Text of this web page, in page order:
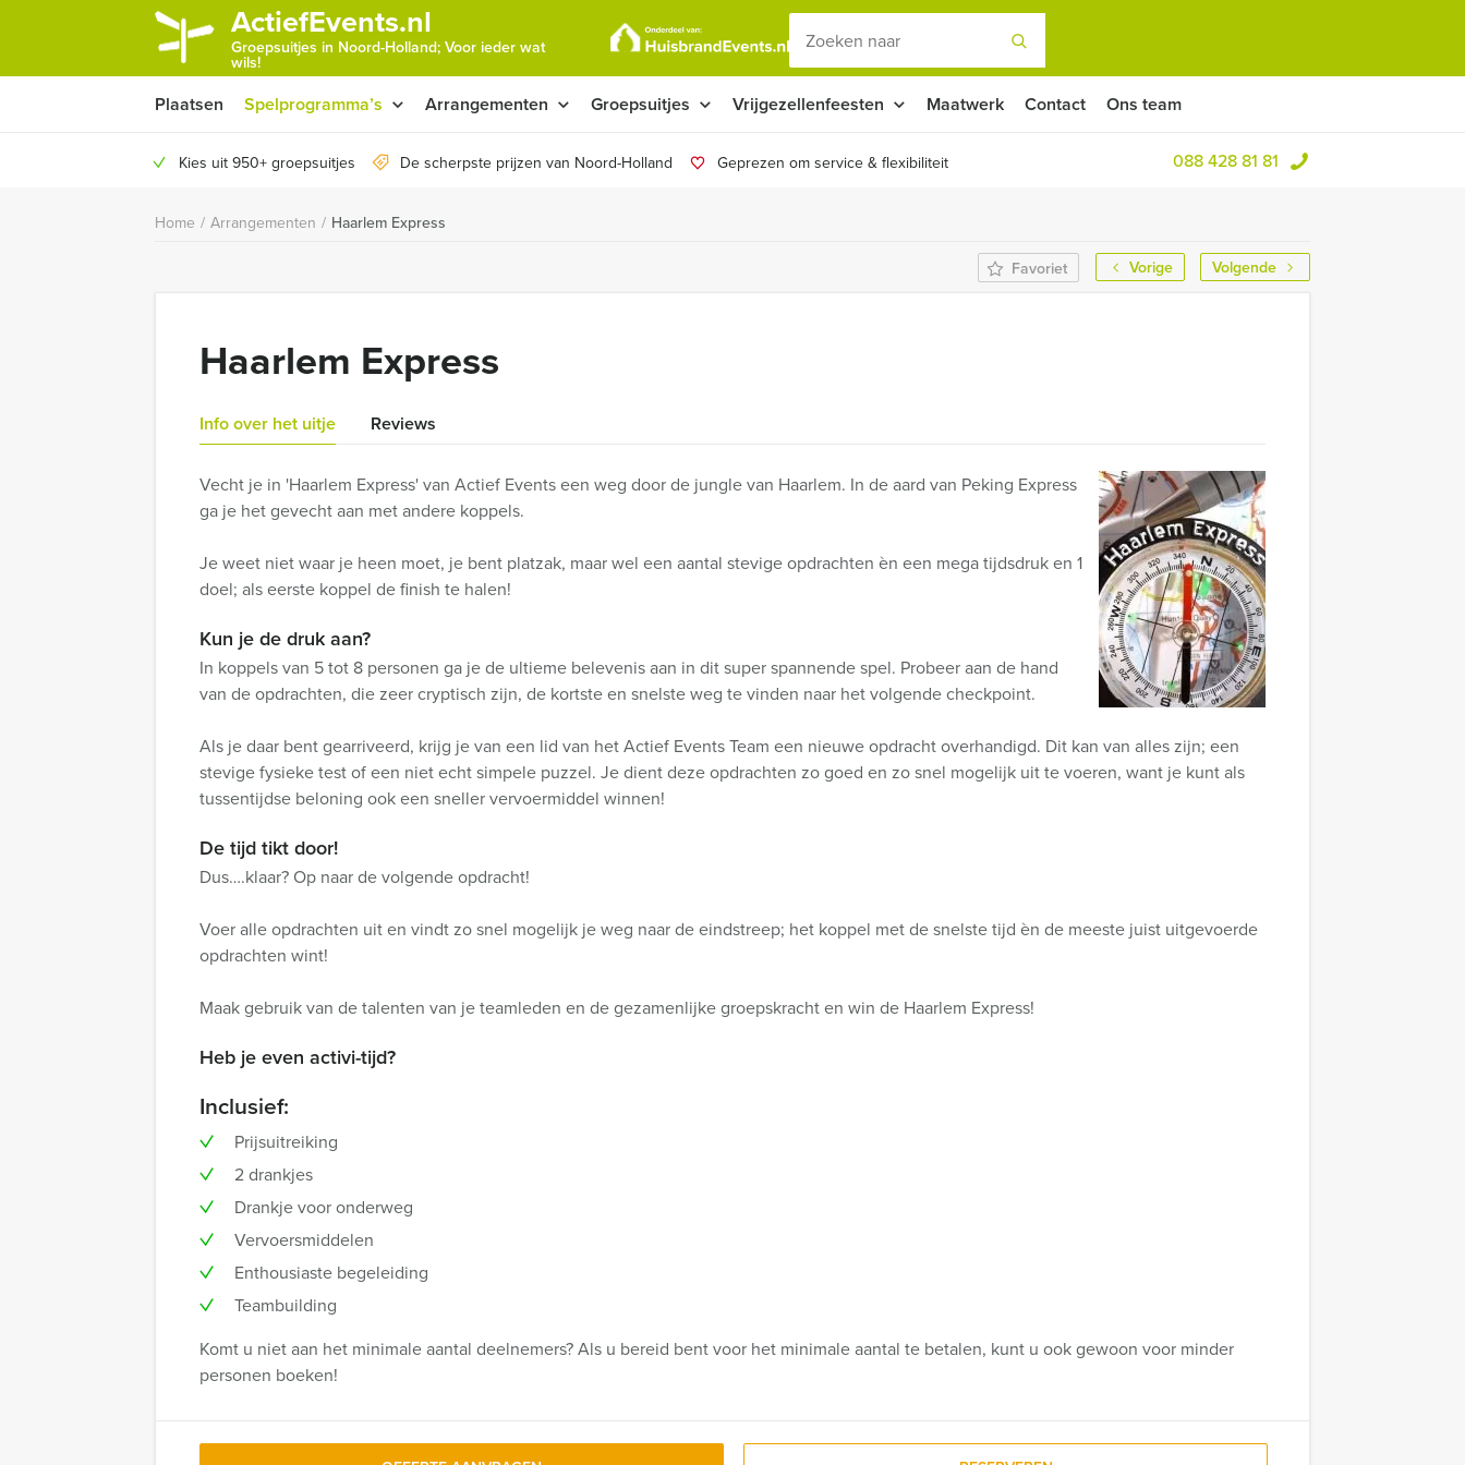
ActiefEvents.nl
Groepsuitjes in Noord-Holland; Voor ieder wat
wils!
Plaatsen Spelprogramma’s Arrangementen Groepsuitjes Vrijgezellenfeesten Maatwerk Contact Ons team
Kies uit 950+ groepsuitjes De scherpste prijzen van Noord-Holland Geprezen om service & flexibiliteit 088 428 81 81
Home / Arrangementen / Haarlem Express
Vorige Volgende
Favoriet
Haarlem Express
Info over het uitje Reviews
Vecht je in 'Haarlem Express' van Actief Events een weg door de jungle van Haarlem. In de aard van Peking Express
ga je het gevecht aan met andere koppels.
Je weet niet waar je heen moet, je bent platzak, maar wel een aantal stevige opdrachten èn een mega tijdsdruk en 1
doel; als eerste koppel de finish te halen!
Kun je de druk aan?
In koppels van 5 tot 8 personen ga je de ultieme belevenis aan in dit super spannende spel. Probeer aan de hand
van de opdrachten, die zeer cryptisch zijn, de kortste en snelste weg te vinden naar het volgende checkpoint.
Als je daar bent gearriveerd, krijg je van een lid van het Actief Events Team een nieuwe opdracht overhandigd. Dit kan van alles zijn; een
stevige fysieke test of een niet echt simpele puzzel. Je dient deze opdrachten zo goed en zo snel mogelijk uit te voeren, want je kunt als
tussentijdse beloning ook een sneller vervoermiddel winnen!
De tijd tikt door!
Dus….klaar? Op naar de volgende opdracht!
Voer alle opdrachten uit en vindt zo snel mogelijk je weg naar de eindstreep; het koppel met de snelste tijd èn de meeste juist uitgevoerde
opdrachten wint!
Maak gebruik van de talenten van je teamleden en de gezamenlijke groepskracht en win de Haarlem Express!
Heb je even activi-tijd?
Inclusief:
Prijsuitreiking
2 drankjes
Drankje voor onderweg
Vervoersmiddelen
Enthousiaste begeleiding
Teambuilding
Komt u niet aan het minimale aantal deelnemers? Als u bereid bent voor het minimale aantal te betalen, kunt u ook gewoon voor minder
personen boeken!